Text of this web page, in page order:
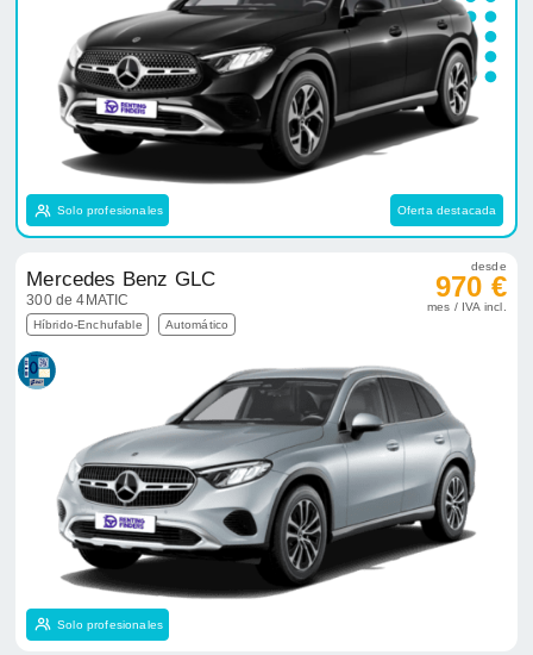
Solo profesionales Oferta destacada
Mercedes Benz GLC
300 de 4MATIC
Híbrido-Enchufable Automático
desde
970 €
mes / IVA incl.
Solo profesionales